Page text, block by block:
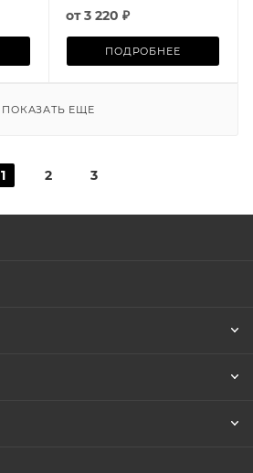
от3 220 ₽
ПОДРОБНЕЕ
ПОКАЗАТЬ ЕЩЕ
1 2 3